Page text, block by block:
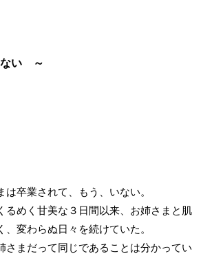
ない ～
卒業されて、もう、いない。
めく甘美な３日間以来、お姉さまと肌
変わらぬ日々を続けていた。
まだって同じであることは分かってい